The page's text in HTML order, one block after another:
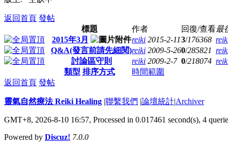
返回首頁 發帖
標題
作者 回復/查看最
2015年3月
reiki 2015-2-113/176368
Q&A(發言前請先細閱)reiki 2009-5-260/285821
討論區守則
reiki 2009-2-7 0/218074
類型 排序方式
時間範圍
返回首頁 發帖
靈氣自然療法 Reiki Healing |聯繫我們 |論壇統計|Archiver
GMT+8, 2026-8-10 16:57, Processed in 0.017461 second(s), 4
Powered by Discuz! 7.0.0